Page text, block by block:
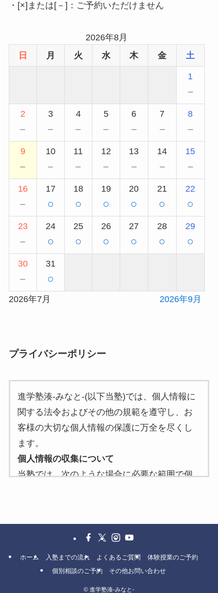
・[×]または[－]：ご予約いただけません
2026年8月
日
月 火 水 木 金 土
1
－
2
－
3
－
4
－
5
－
6
－
7
－
8
－
9
－
10
－
11
－
12
－
13
－
14
－
15
－
16
－
17
○
18
○
19
○
20
○
21
○
22
○
23
－
24
○
25
○
26
○
27
○
28
○
29
○
30
－
31
○
2026年7月 2026年9月
プライバシーポリシー
進学塾湊-みなと-(以下当塾)では、個人情報に
関する法令およびその他の規範を遵守し、お
客様の大切な個人情報の保護に万全を尽くし
ます。
個人情報の収集について
当塾では、次のような場合に必要な範囲で個
個人情報の利用目的について
当塾は、お客様から収集した個人情報を次の
目的で利用いたします。
お客様への連絡のため
ホーム 入塾までの流れ よくあるご質問
体験授業のご予約
個別相談のご予約
その他お問い合わせ
© 進学塾湊-みなと-